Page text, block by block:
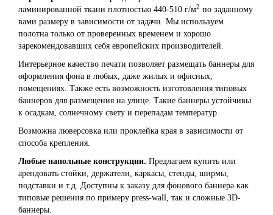
ламинированной ткани плотностью 440-510 г/м2 по заданному
вами размеру в зависимости от задачи. Мы используем
полотна только от проверенных временем и хорошо
зарекомендовавших себя европейских производителей.
Интерьерное качество печати позволяет размещать баннеры для
оформления фона в любых, даже жилых и офисных,
помещениях. Также есть возможность изготовления типовых
баннеров для размещения на улице. Такие баннеры устойчивы
к осадкам, солнечному свету и перепадам температур.
Возможна люверсовка или проклейка края в зависимости от
способа крепления.
Любые напольные конструкции. Предлагаем купить или
арендовать стойки, держатели, каркасы, стенды, ширмы,
подставки и т.д. Доступны к заказу для фонового баннера как
типовые решения по примеру press-wall, так и сложные 3D-
баннеры.